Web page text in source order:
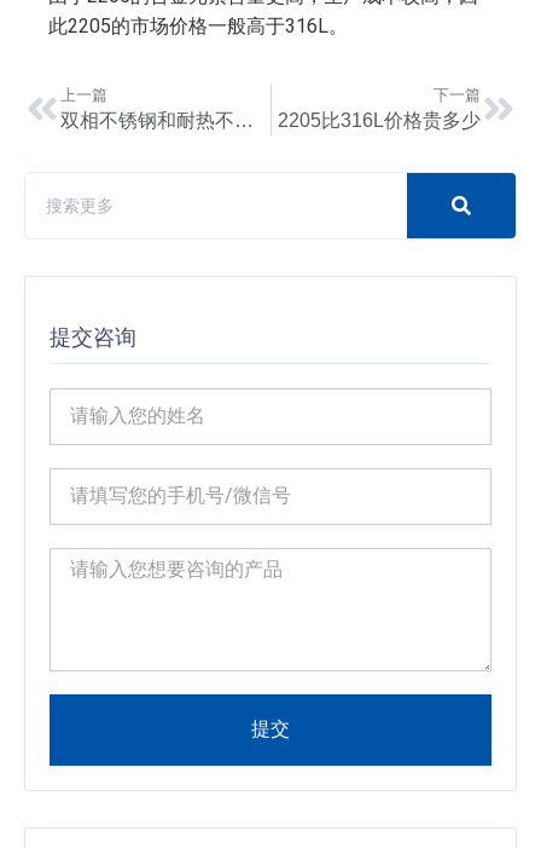
此2205的市场价格一般高于316L。
上一篇
双相不锈钢和耐热不锈钢的区别及选择指南
下一篇
2205比316L价格贵多少
提交咨询
提交